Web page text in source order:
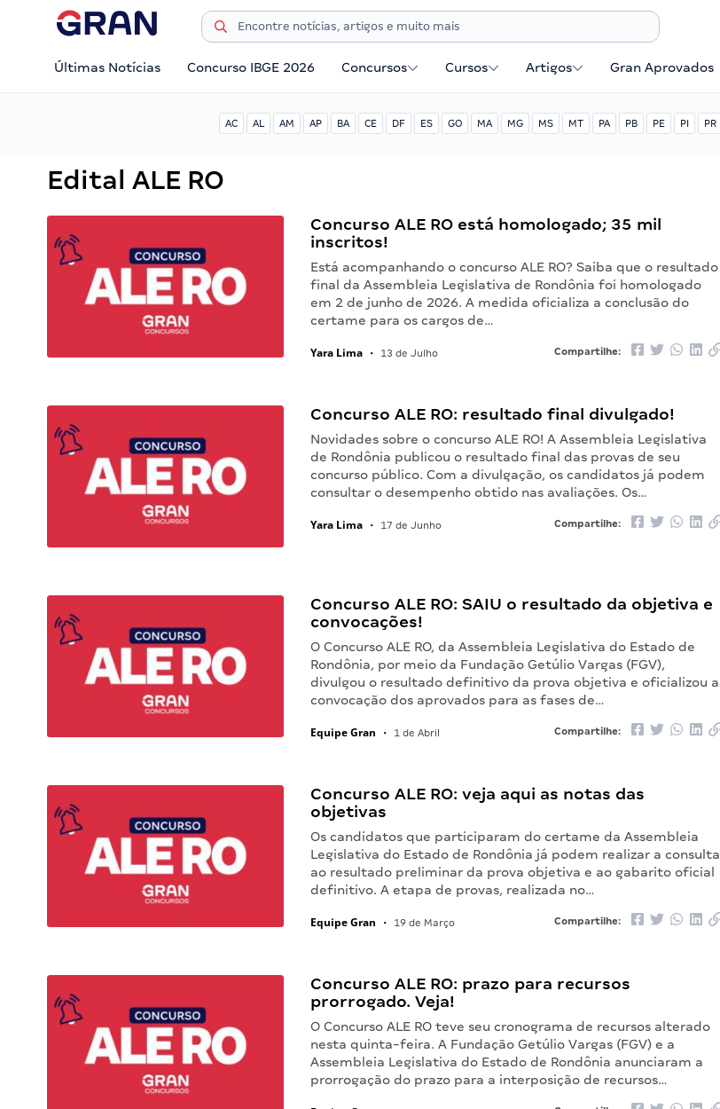
Últimas Notícias Concurso IBGE 2026 Concursos Cursos Artigos Gran Aprovados
AC AL AM AP BA CE DF ES GO MA MG MS MT PA PB PE PI PR
Edital ALE RO
Concurso ALE RO está homologado; 35 mil
inscritos!
Está acompanhando o concurso ALE RO? Saiba que o resultado
final da Assembleia Legislativa de Rondônia foi homologado
em 2 de junho de 2026. A medida oficializa a conclusão do
certame para os cargos de…
Yara Lima • 13 de Julho Compartilhe:
Concurso ALE RO: resultado final divulgado!
Novidades sobre o concurso ALE RO! A Assembleia Legislativa
de Rondônia publicou o resultado final das provas de seu
concurso público. Com a divulgação, os candidatos já podem
consultar o desempenho obtido nas avaliações. Os…
Yara Lima • 17 de Junho Compartilhe:
Concurso ALE RO: SAIU o resultado da objetiva e
convocações!
O Concurso ALE RO, da Assembleia Legislativa do Estado de
Rondônia, por meio da Fundação Getúlio Vargas (FGV),
divulgou o resultado definitivo da prova objetiva e oficializou a
convocação dos aprovados para as fases de…
Equipe Gran • 1 de Abril Compartilhe:
Concurso ALE RO: veja aqui as notas das
objetivas
Os candidatos que participaram do certame da Assembleia
Legislativa do Estado de Rondônia já podem realizar a consulta
ao resultado preliminar da prova objetiva e ao gabarito oficial
definitivo. A etapa de provas, realizada no…
Equipe Gran • 19 de Março Compartilhe:
Concurso ALE RO: prazo para recursos
prorrogado. Veja!
O Concurso ALE RO teve seu cronograma de recursos alterado
nesta quinta-feira. A Fundação Getúlio Vargas (FGV) e a
Assembleia Legislativa do Estado de Rondônia anunciaram a
prorrogação do prazo para a interposição de recursos…